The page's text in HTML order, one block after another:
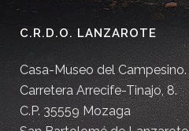
C.R.D.O. LANZAROTE
Casa-Museo del Campesino.
Carretera Arrecife-Tinajo, 8.
C.P. 35559 Mozaga